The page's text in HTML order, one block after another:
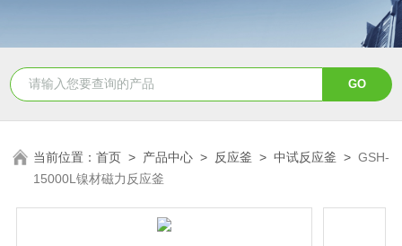
当前位置：首页 > 产品中心 > 反应釜 >中试反应釜 >GSH-
15000L镍材磁力反应釜